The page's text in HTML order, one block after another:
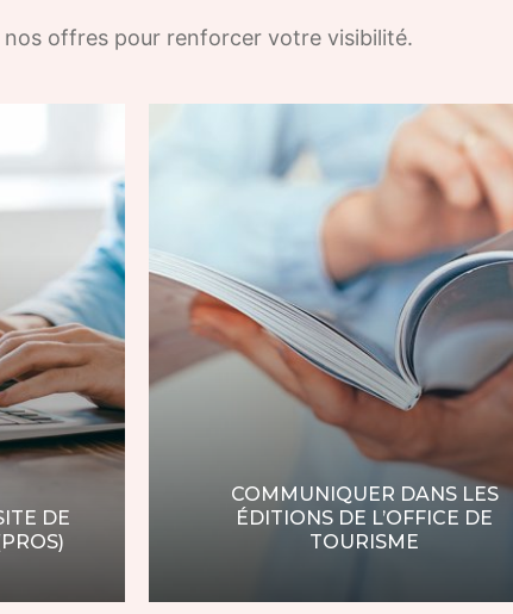
offres pour renforcer votre visibilité.
DE
COMMUNIQUER DANS LES
ÉDITIONS DE L’OFFICE DE
TOURISME